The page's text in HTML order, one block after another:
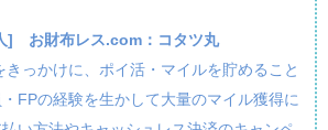
] お財布レス.com：コタツ丸
っかけに、ポイ活・マイルを貯めること
FPの経験を生かして大量のマイル獲得に